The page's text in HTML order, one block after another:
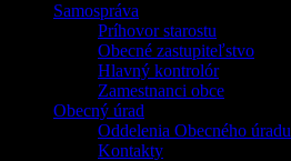
Samospráva
Príhovor starostu
Obecné zastupiteľstvo
Hlavný kontrolór
Zamestnanci obce
Obecný úrad
Oddelenia Obecného úradu
Kontakty